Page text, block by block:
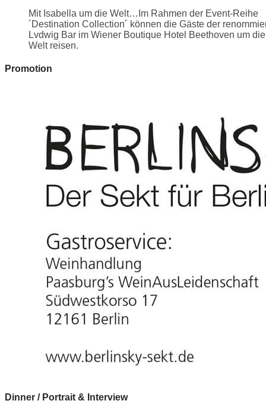
Mit Isabella um die Welt…Im Rahmen der Event-Reihe
´Destination Collection´ können die Gäste der
Lvdwig Bar im Wiener Boutique Hotel Beethoven um die
Welt reisen.
Promotion
Dinner / Portrait & Interview